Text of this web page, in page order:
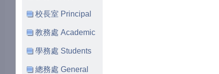
校長室 Principal
教務處 Academic
學務處 Students
總務處 General